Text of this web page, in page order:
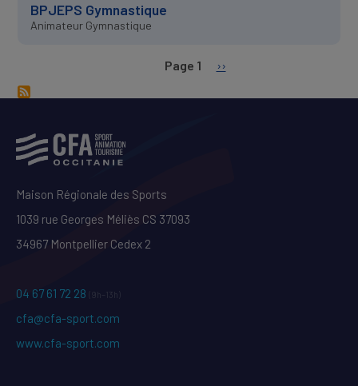
BPJEPS Gymnastique
Animateur Gymnastique
Page 1
Page
››
Maison Régionale des Sports
1039 rue Georges Méliès CS 37093
34967 Montpellier Cedex 2
04 67 61 72 28 (9h–13h)
cfa@cfa-sport.com
www.cfa-sport.com